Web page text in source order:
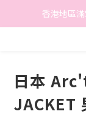
香港地區
香港地區
日本
JACKET